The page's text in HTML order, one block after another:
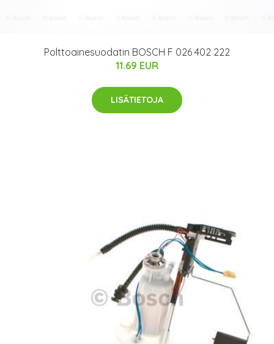
Polttoainesuodatin BOSCH F 026 402 222
11.69 EUR
LISÄTIETOJA